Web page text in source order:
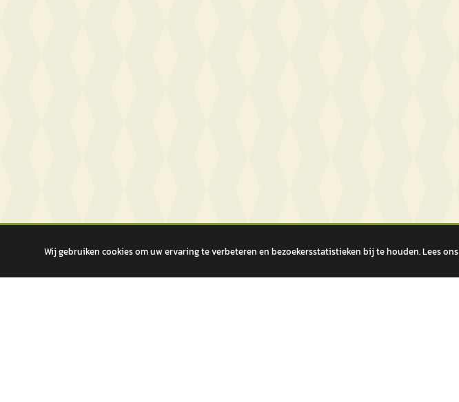
Wij gebruiken cookies om uw ervaring te verbeteren en bezoekersstatistieken bij te houden. Lees ons